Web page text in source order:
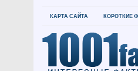
КАРТА САЙТА КОРОТКИЕ